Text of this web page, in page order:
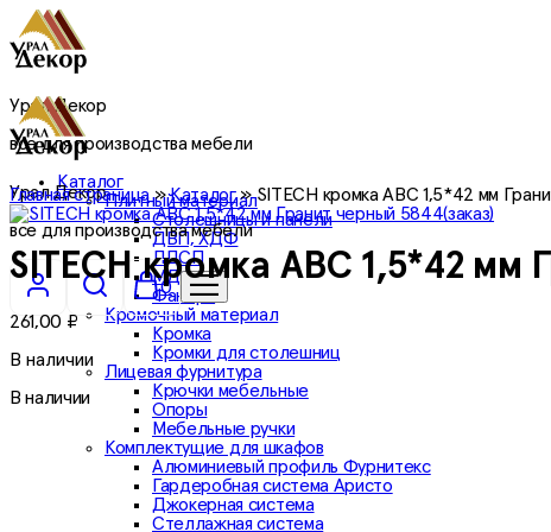
Урал Декор
все для производства мебели
Каталог
Плитный материал
Столешницы и панели
ДВП, ХДФ
ЛДСП
МДФ
Фанера
Кромочный материал
Кромка
Кромки для столешниц
Лицевая фурнитура
Крючки мебельные
Опоры
Мебельные ручки
Комплектущие для шкафов
Алюминиевый профиль Фурнитекс
Гардеробная система Аристо
Джокерная система
Стеллажная система
Урал Декор
все для производства мебели
0
Главная страница»Каталог»SITECH кромка ABC 1,5*42 мм
SITECH кромка ABC 1,5*42 мм
261,00 ₽
В наличии
В наличии